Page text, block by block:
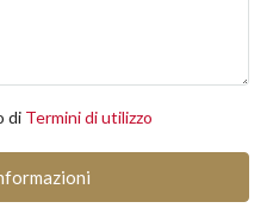
di Termini di utilizzo